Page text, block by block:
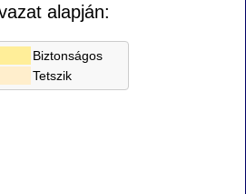
alapján:
Biztonságos
Tetszik